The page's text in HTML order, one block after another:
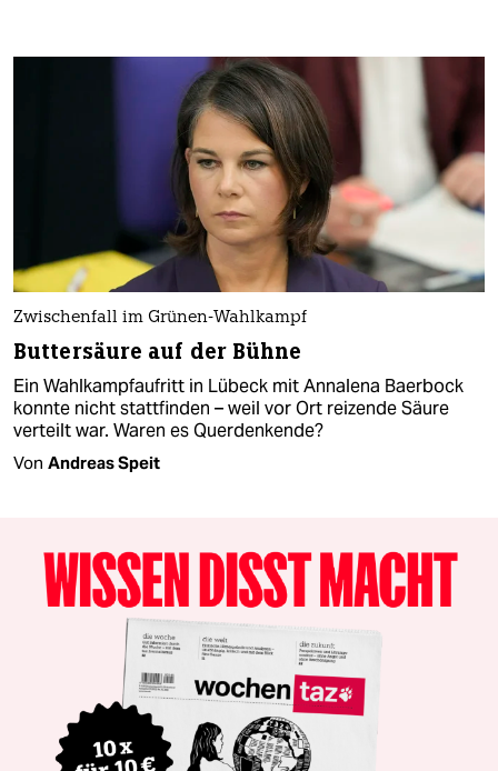
Zwischenfall im Grünen-Wahlkampf
Buttersäure auf der Bühne
Ein Wahlkampfaufritt in Lübeck mit Annalena Baerbock
konnte nicht stattfinden – weil vor Ort reizende Säure
verteilt war. Waren es Querdenkende?
Von Andreas Speit